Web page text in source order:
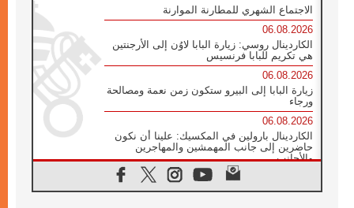
الاجتماع الشهري للمطارنة الموارنة
06.08.2026
الكاردينال روسي: زيارة البابا لاوُن إلى الأرجنتين
هي تكريم للبابا فرنسيس
06.08.2026
زيارة البابا إلى البيرو ستكون زمن نعمة ومصالحة
ورجاء
06.08.2026
الكاردينال بارولين في المكسيك: علينا أن نكون
حاضرين إلى جانب المهمشين والمهاجرين
والأجانب
البابا لاوُن الرابع عشر للشباب في أسيزي: